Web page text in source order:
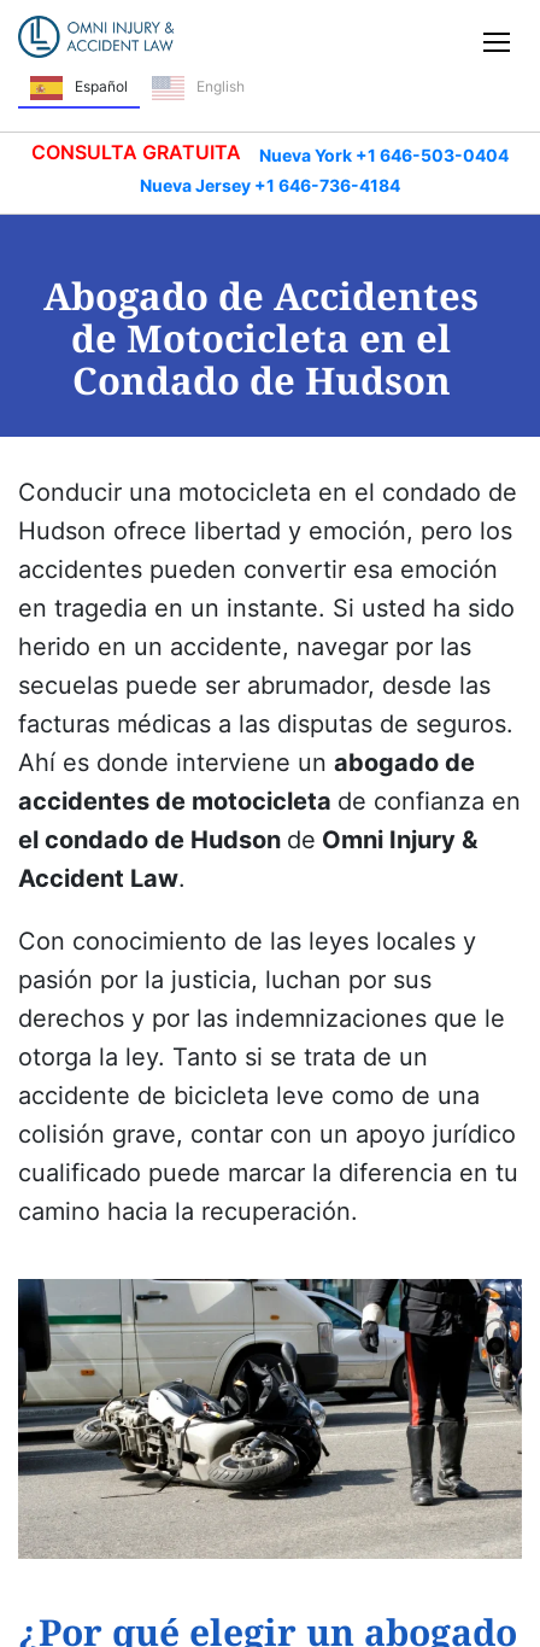
Saltar navegación
Español English
CONSULTA GRATUITA
Nueva York +1 646-503-0404
Nueva Jersey +1 646-736-4184
Abogado de Accidentes
de Motocicleta en el
Condado de Hudson
Conducir una motocicleta en el condado de
Hudson ofrece libertad y emoción, pero los
accidentes pueden convertir esa emoción
en tragedia en un instante. Si usted ha sido
herido en un accidente, navegar por las
secuelas puede ser abrumador, desde las
facturas médicas a las disputas de seguros.
Ahí es donde interviene un abogado de
accidentes de motocicleta de confianza en
el condado de Hudson de Omni Injury &
Accident Law.
Con conocimiento de las leyes locales y
pasión por la justicia, luchan por sus
derechos y por las indemnizaciones que le
otorga la ley. Tanto si se trata de un
accidente de bicicleta leve como de una
colisión grave, contar con un apoyo jurídico
cualificado puede marcar la diferencia en tu
camino hacia la recuperación.
¿Por qué elegir un abogado